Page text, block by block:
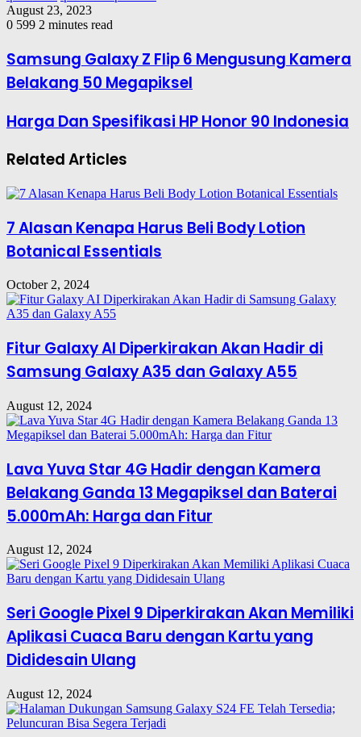
August 23, 2023
0 599 2 minutes read
Samsung Galaxy Z Flip 6 Mengusung Kamera
Belakang 50 Megapiksel
Harga Dan Spesifikasi HP Honor 90 Indonesia
Related Articles
7 Alasan Kenapa Harus Beli Body Lotion
Botanical Essentials
October 2, 2024
Fitur Galaxy AI Diperkirakan Akan Hadir di
Samsung Galaxy A35 dan Galaxy A55
August 12, 2024
Lava Yuva Star 4G Hadir dengan Kamera
Belakang Ganda 13 Megapiksel dan Baterai
5.000mAh: Harga dan Fitur
August 12, 2024
Seri Google Pixel 9 Diperkirakan Akan Memiliki
Aplikasi Cuaca Baru dengan Kartu yang
Dididesain Ulang
August 12, 2024